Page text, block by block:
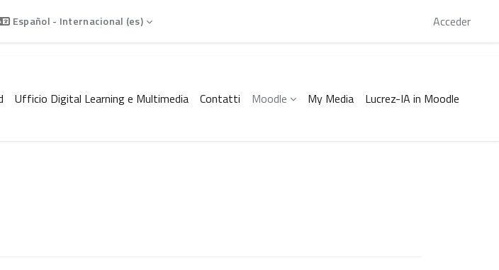
Español - Internacional ‎(es)‎ Acceder
Ufficio Digital Learning e Multimedia Contatti Moodle My Media Lucrez-IA in Moodle